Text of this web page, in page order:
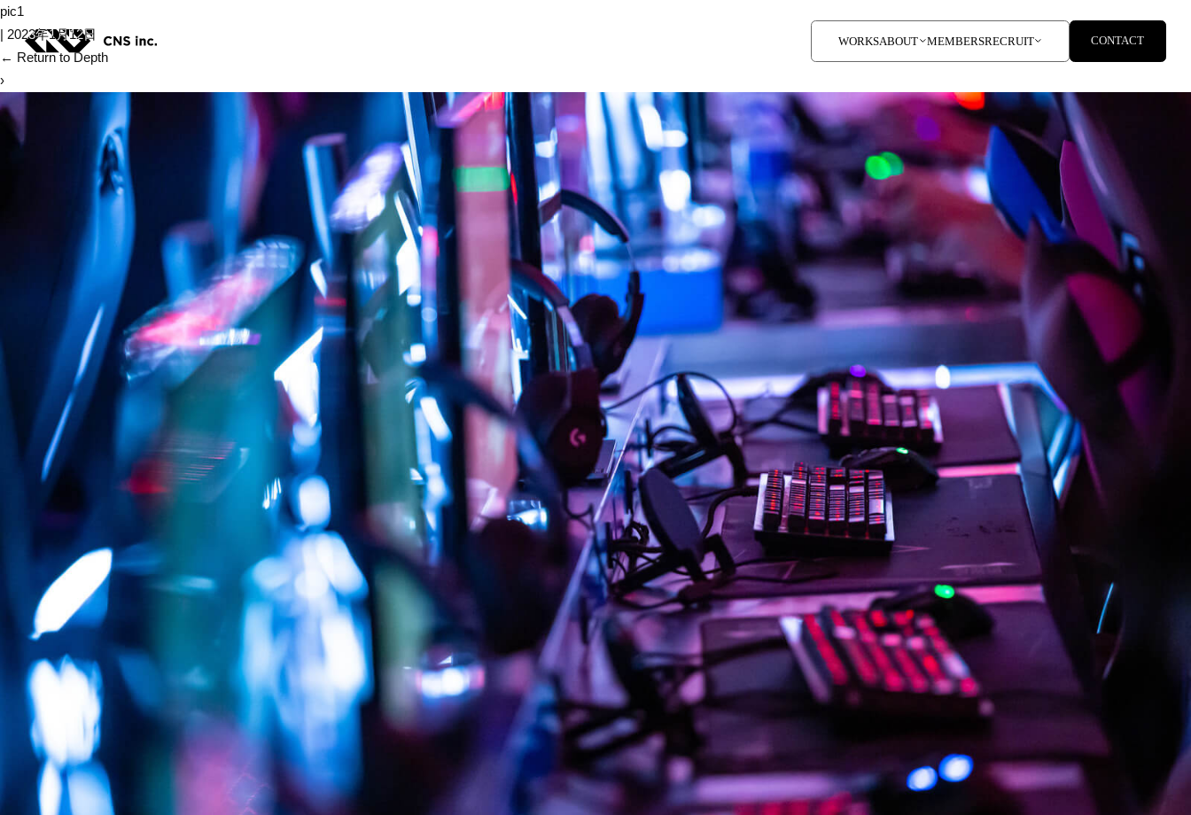
Skip
to
the
content
WORKSABOUT MEMBERSRECRUIT CONTACT
pic1
| 2023年1月12日
← Return to Depth
›